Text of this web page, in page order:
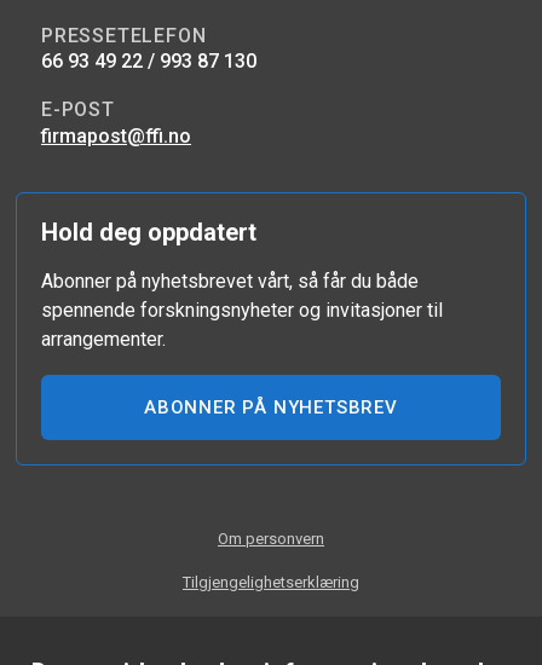
PRESSETELEFON
66 93 49 22 / 993 87 130
E-POST
firmapost@ffi.no
Hold deg oppdatert
Abonner på nyhetsbrevet vårt, så får du både
spennende forskningsnyheter og invitasjoner til
arrangementer.
ABONNER PÅ NYHETSBREV
Om personvern
Tilgjengelighetserklæring